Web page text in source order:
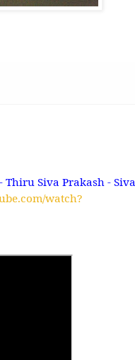
Siva Prakash - Siva
watch?